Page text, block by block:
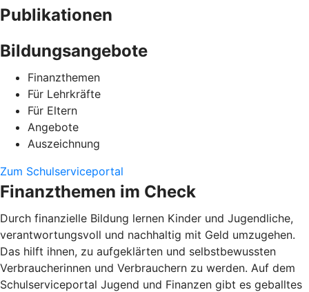
Publikationen
Bildungsangebote
Finanzthemen
Für Lehrkräfte
Für Eltern
Angebote
Auszeichnung
Zum Schulserviceportal
Finanzthemen im Check
Durch finanzielle Bildung lernen Kinder und Jugendliche,
verantwortungsvoll und nachhaltig mit Geld umzugehen.
Das hilft ihnen, zu aufgeklärten und selbstbewussten
Verbraucherinnen und Verbrauchern zu werden. Auf dem
Schulserviceportal Jugend und Finanzen gibt es geballtes